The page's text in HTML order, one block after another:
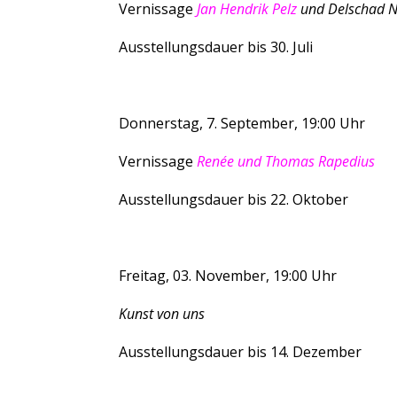
VernissageJan Hendrik Pelz und Delschad
Ausstellungsdauer bis 30. Juli
Donnerstag, 7. September, 19:00 Uhr
VernissageRenée und Thomas Rapedius
Ausstellungsdauer bis 22. Oktober
Freitag, 03. November, 19:00 Uhr
Kunst von uns
Ausstellungsdauer bis 14. Dezember